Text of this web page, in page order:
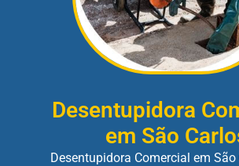
Desentupidora
em São
Desentupidora Comercial em São